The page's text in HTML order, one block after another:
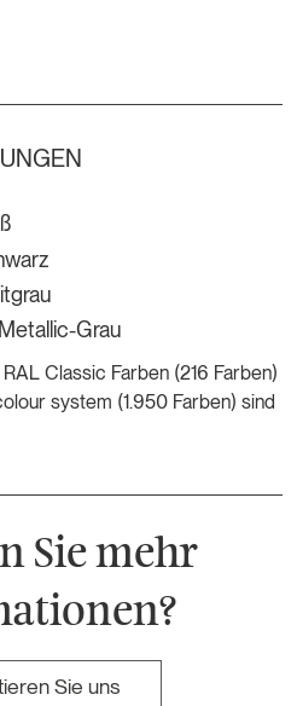
Grau
Classic Farben (216 Farben)
system (1.950 Farben) sind
Sie mehr
Sie uns